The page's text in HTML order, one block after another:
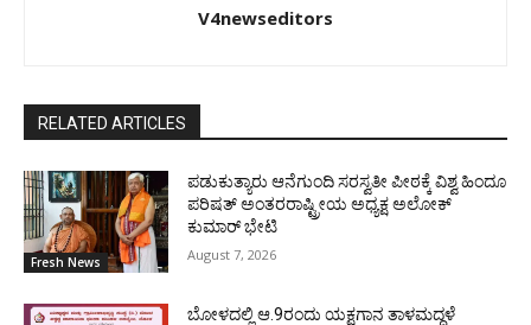
V4newseditors
RELATED ARTICLES
Fresh News
ಪಡುಕುತ್ಯಾರು ಆನೆಗುಂದಿ ಸರಸ್ವತೀ ಪೀಠಕ್ಕೆ ವಿಶ್ವ ಹಿಂದೂ
ಪರಿಷತ್ ಅಂತರರಾಷ್ಟ್ರೀಯ ಅಧ್ಯಕ್ಷ ಅಲೋಕ್
ಕುಮಾರ್ ಭೇಟಿ
August 7, 2026
ಬೋಳದಲ್ಲಿ ಆ.9ರಂದು ಯಕ್ಷಗಾನ ತಾಳಮದ್ದಳೆ